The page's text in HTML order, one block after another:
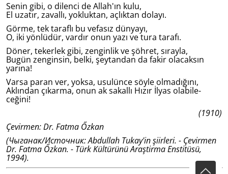
Senin gibi, o dilenci de Allah'ın kulu,
El uzatır, zavallı, yokluktan, açlıktan dolayı.
Görme, tek taraflı bu vefasız dünyayı,
O, iki yönlüdür, vardır onun yazı ve tura tarafı.
Döner, tekerlek gibi, zenginlik ve şöhret, sırayla,
Bugün zenginsin, belki, şeytandan da fakir olacaksın
yarına!
Varsa paran ver, yoksa, usulünce söyle olmadığını,
Aklından çıkarma, onun ak sakallı Hızır İlyas olabile­
ceğini!
(1910)
Çevirmen: Dr. Fatma Őzkan
(Чыганак/Источник: Abdullah Tukay'in şiirleri. - Çevirmen
Dr. Fatma Őzkan. - Türk Kültürünü Araştirma Enstitüsü,
1994).